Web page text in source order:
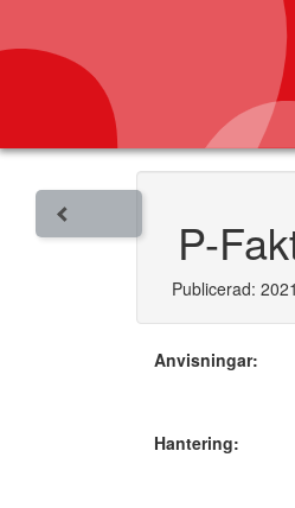
P-
Publicerad:
Anvisningar:
Hantering: